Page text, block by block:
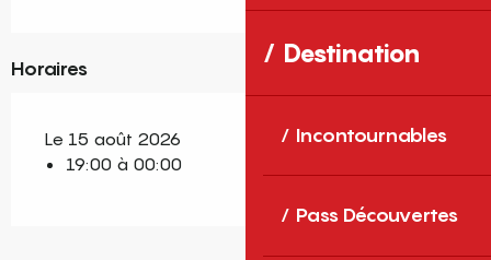
Destination
Incontournables
Pass Découvertes
Horaires
Le 15 août 2026
19:00 à 00:00